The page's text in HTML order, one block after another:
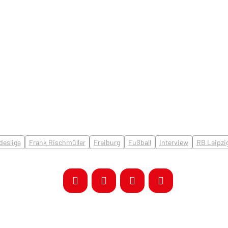
Frank Rischmüller Freiburg Fußball Interview RB